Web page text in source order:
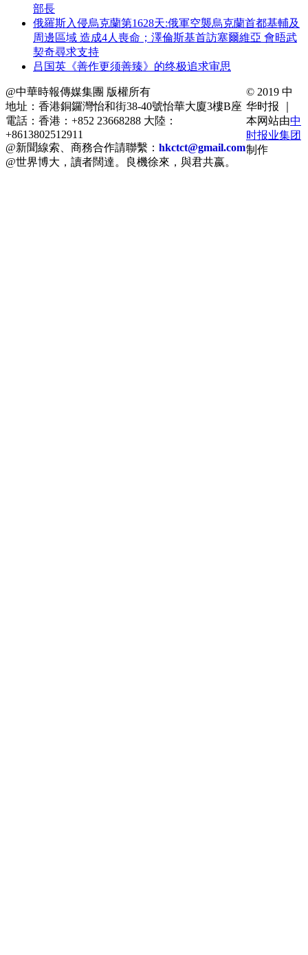
部長
俄羅斯入侵烏克蘭第1628天:俄軍空襲烏克蘭首都基輔及
周邊區域 造成4人喪命；澤倫斯基首訪塞爾維亞 會晤武
契奇尋求支持
吕国英《善作更须善臻》的终极追求审思
@中華時報傳媒集團 版權所有
地址：香港銅鑼灣怡和街38-40號怡華大廈3樓B座
電話：香港：+852 23668288 大陸：
+8613802512911
@新聞線索、商務合作請聯繫： hkctct@gmail.com
@世界博大，讀者闊達。良機徐來，與君共嬴。
© 2019 中
华时报 ｜
本网站由中
时报业集团
制作